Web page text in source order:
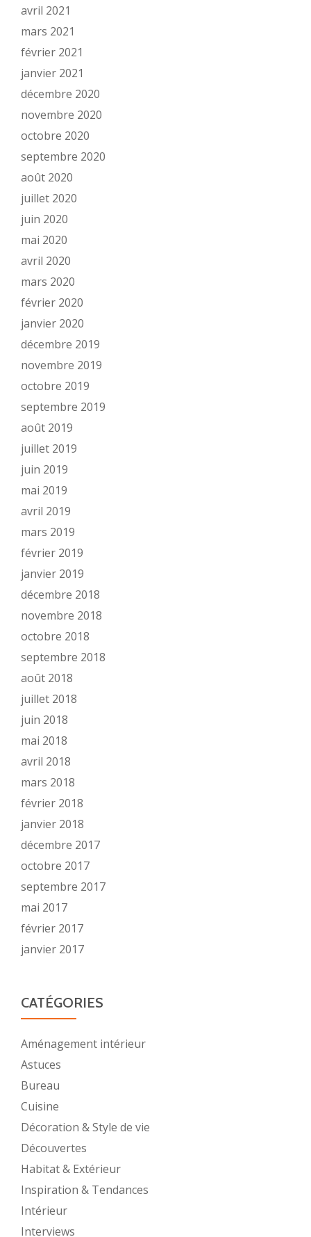
avril 2021
mars 2021
février 2021
janvier 2021
décembre 2020
novembre 2020
octobre 2020
septembre 2020
août 2020
juillet 2020
juin 2020
mai 2020
avril 2020
mars 2020
février 2020
janvier 2020
décembre 2019
novembre 2019
octobre 2019
septembre 2019
août 2019
juillet 2019
juin 2019
mai 2019
avril 2019
mars 2019
février 2019
janvier 2019
décembre 2018
novembre 2018
octobre 2018
septembre 2018
août 2018
juillet 2018
juin 2018
mai 2018
avril 2018
mars 2018
février 2018
janvier 2018
décembre 2017
octobre 2017
septembre 2017
mai 2017
février 2017
janvier 2017
CATÉGORIES
Aménagement intérieur
Astuces
Bureau
Cuisine
Décoration & Style de vie
Découvertes
Habitat & Extérieur
Inspiration & Tendances
Intérieur
Interviews